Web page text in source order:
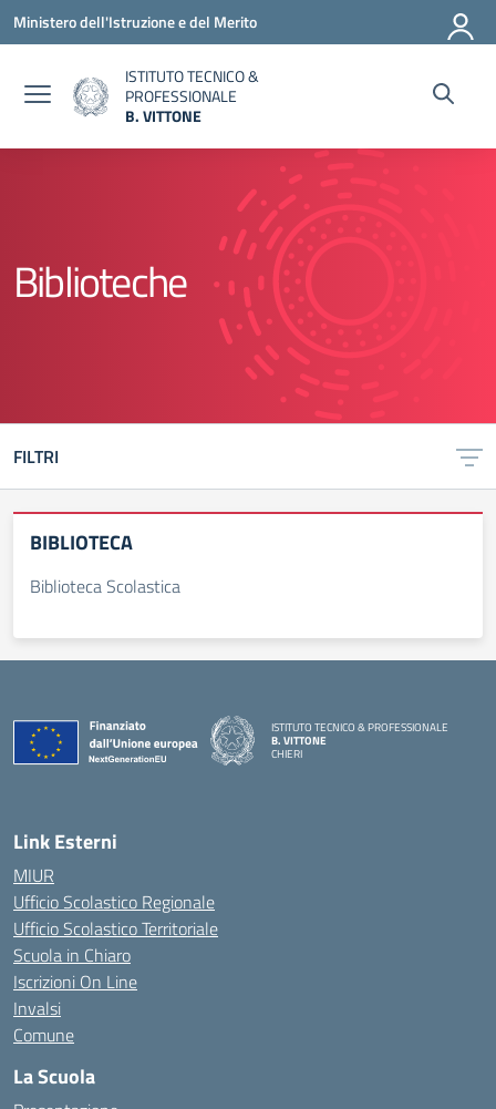
Vai ai contenuti
Vai al menu di navigazione
Vai al footer
Ministero dell'Istruzione e del Merito
ISTITUTO TECNICO &
PROFESSIONALE
B. VITTONE
Biblioteche
FILTRI
BIBLIOTECA
Biblioteca Scolastica
ISTITUTO TECNICO & PROFESSIONALE
B. VITTONE
CHIERI
Link Esterni
MIUR
Ufficio Scolastico Regionale
Ufficio Scolastico Territoriale
Scuola in Chiaro
Iscrizioni On Line
Invalsi
Comune
La Scuola